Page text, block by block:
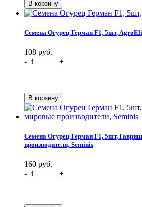
Семена Огурец Герман F1, 5шт,
108 руб.
-
+
Семена Огурец Герман F1, 5шт,
производители, Seminis
160 руб.
-
+